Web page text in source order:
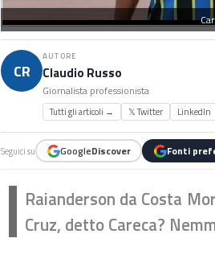
CR
AUTORE
Claudio Russo
Giornalista professionista
Tutti gli articoli → 𝕏 Twitter LinkedIn
Seguici su GoogleDiscover Fonti
Raianderson da Costa
Cruz, detto Careca?